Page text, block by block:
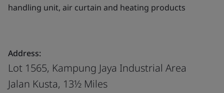
handling unit, air curtain and heating products
Address:
Lot 1565, Kampung Jaya Industrial Area
Jalan Kusta, 13½ Miles